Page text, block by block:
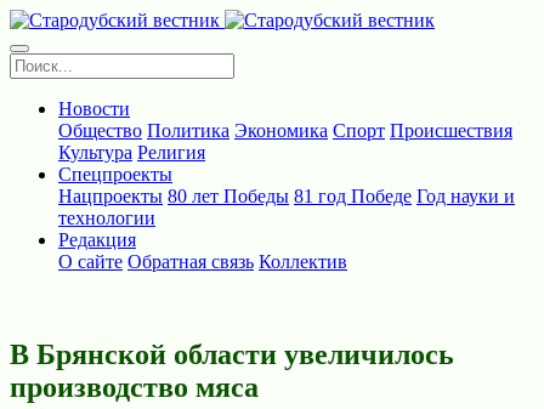
Новости
Общество Политика Экономика Спорт Происшествия
Культура Религия
Спецпроекты
Нацпроекты 80 лет Победы 81 год Победе Год науки и
технологии
Редакция
О сайте Обратная связь Коллектив
В Брянской области увеличилось
производство мяса